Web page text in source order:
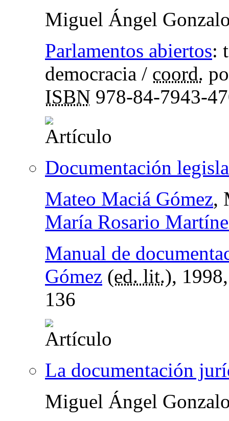
Miguel Ángel
Parlamentos abiertos:
democracia / coord.
ISBN 978-84-7943-
Documentación
Mateo Maciá Gómez,
María Rosario
Manual de
Gómez (ed. lit.),
136
La documentación
Miguel Ángel